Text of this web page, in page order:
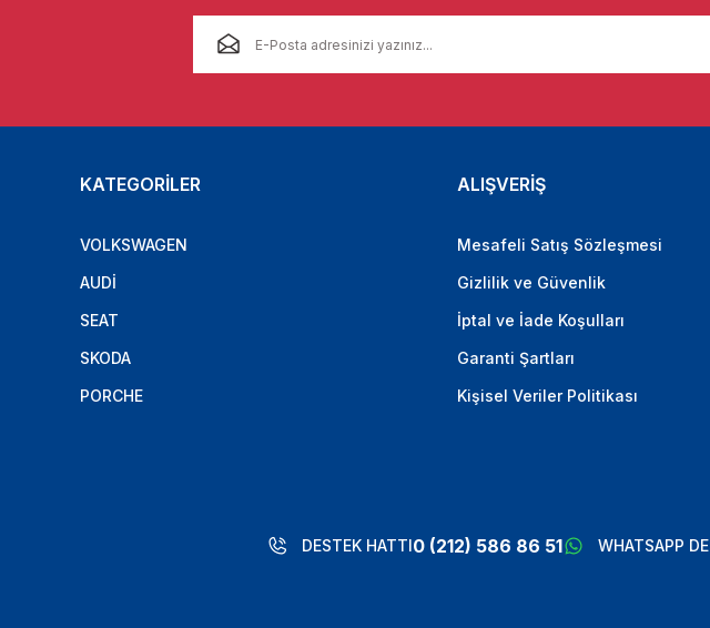
KATEGORİLER
VOLKSWAGEN
AUDİ
SEAT
SKODA
PORCHE
ALIŞVERİŞ
Mesafeli Satış Sözleşmesi
Gizlilik ve Güvenlik
İptal ve İade Koşulları
Garanti Şartları
Kişisel Veriler Politikası
DESTEK HATTI0 (212) 586 86 51 WHATSAPP